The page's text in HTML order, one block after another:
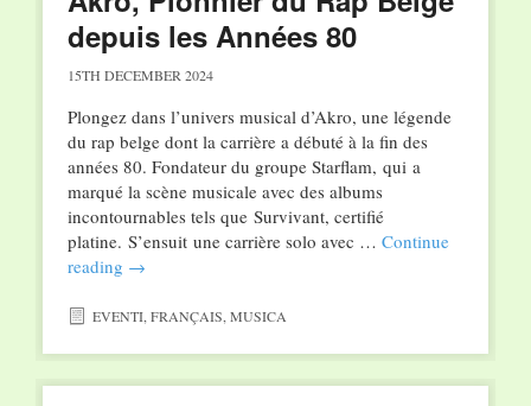
depuis les Années 80
15TH DECEMBER 2024
Plongez dans l’univers musical d’Akro, une légende
du rap belge dont la carrière a débuté à la fin des
années 80. Fondateur du groupe Starflam, qui a
marqué la scène musicale avec des albums
incontournables tels que Survivant, certifié
platine. S’ensuit une carrière solo avec … Continue
reading →
EVENTI, FRANÇAIS MUSICA